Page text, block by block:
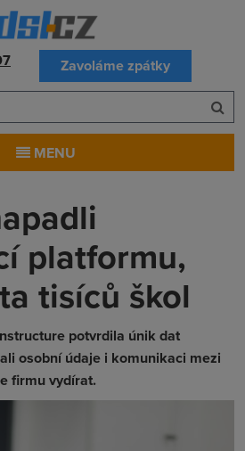
Zavoláme zpátky
MENU
platformu,
tisíců škol
potvrdila únik dat
osobní údaje i komunikaci mezi
firmu vydírat.